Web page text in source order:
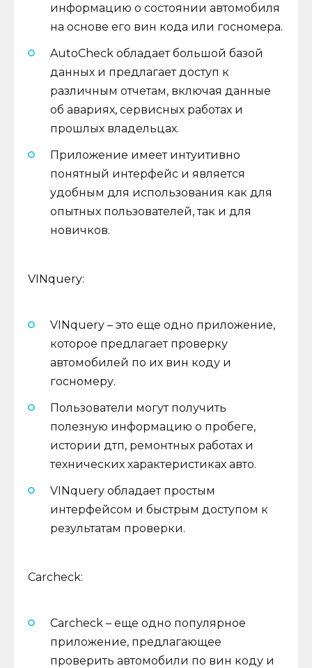
информацию о состоянии автомобиля
на основе его вин кода или госномера.
AutoCheck обладает большой базой
данных и предлагает доступ к
различным отчетам, включая данные
об авариях, сервисных работах и
прошлых владельцах.
Приложение имеет интуитивно
понятный интерфейс и является
удобным для использования как для
опытных пользователей, так и для
новичков.
VINquery:
VINquery – это еще одно приложение,
которое предлагает проверку
автомобилей по их вин коду и
госномеру.
Пользователи могут получить
полезную информацию о пробеге,
истории дтп, ремонтных работах и
технических характеристиках авто.
VINquery обладает простым
интерфейсом и быстрым доступом к
результатам проверки.
Carcheck:
Carcheck – еще одно популярное
приложение, предлагающее
проверить автомобили по вин коду и